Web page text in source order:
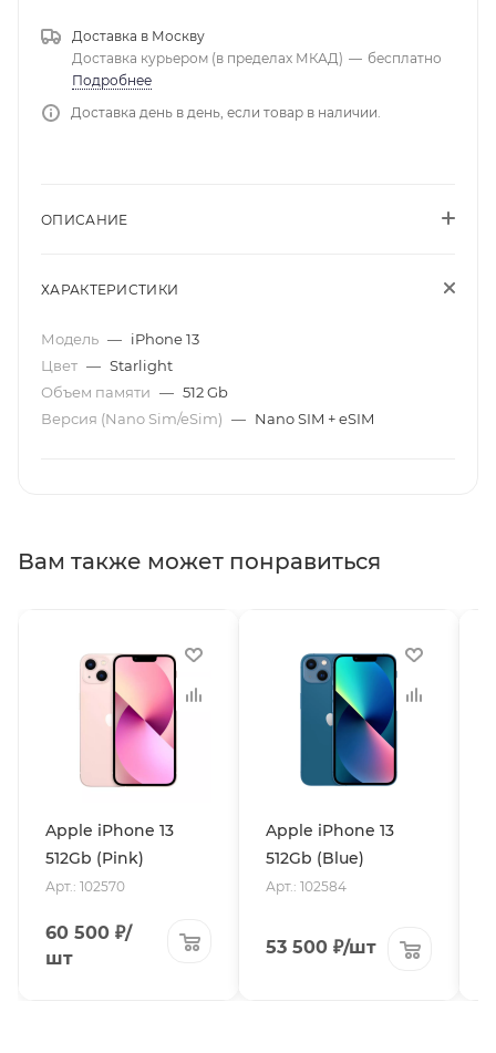
Доставка в Москву
Доставка курьером (в пределах МКАД) — бесплатно
Подробнее
Доставка день в день, если товар в наличии.
ОПИСАНИЕ
ХАРАКТЕРИСТИКИ
Модель — iPhone 13
Цвет — Starlight
Объем памяти — 512 Gb
Версия (Nano Sim/eSim) — Nano SIM + eSIM
Вам также может понравиться
Apple iPhone 13
512Gb (Pink)
Арт.: 102570
60 500 ₽/
шт
Apple iPhone 13
512Gb (Blue)
Арт.: 102584
53 500 ₽/шт